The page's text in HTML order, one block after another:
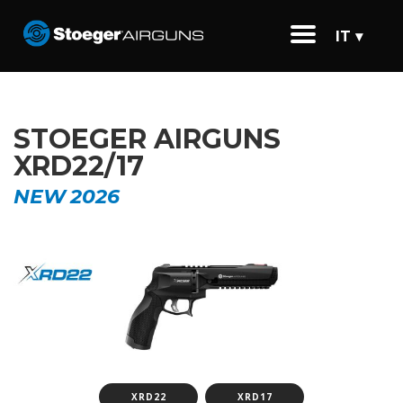
IT ▾
STOEGER AIRGUNS
XRD22/17
NEW 2026
XRD22 XRD17